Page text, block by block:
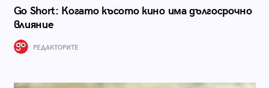
Go Short: Когато късото кино има дългосрочно
влияние
РЕДАКТОРИТЕ